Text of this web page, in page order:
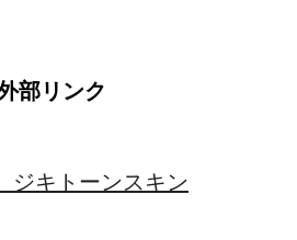
部リンク
キトーンスキン